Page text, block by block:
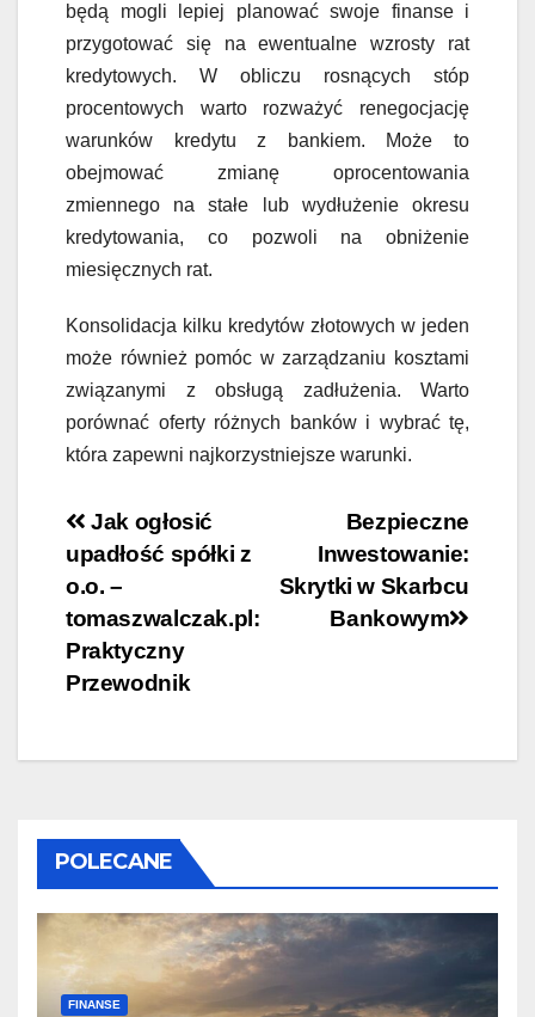
będą mogli lepiej planować swoje finanse i
przygotować się na ewentualne wzrosty rat
kredytowych. W obliczu rosnących stóp
procentowych warto rozważyć renegocjację
warunków kredytu z bankiem. Może to
obejmować zmianę oprocentowania
zmiennego na stałe lub wydłużenie okresu
kredytowania, co pozwoli na obniżenie
miesięcznych rat.
Konsolidacja kilku kredytów złotowych w jeden
może również pomóc w zarządzaniu kosztami
związanymi z obsługą zadłużenia. Warto
porównać oferty różnych banków i wybrać tę,
która zapewni najkorzystniejsze warunki.
Nawigacja
wpisu
Bezpieczne
Inwestowanie:
Skrytki w Skarbcu
Bankowym
Jak ogłosić
upadłość spółki z
o.o. –
tomaszwalczak.pl:
Praktyczny
Przewodnik
POLECANE
FINANSE